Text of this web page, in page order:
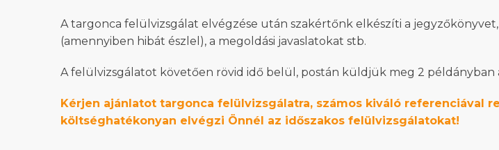
A targonca felülvizsgálat elvégzése után szakértőnk elkészíti a
(amennyiben hibát észlel), a megoldási javaslatokat stb.
A felülvizsgálatot követően rövid idő belül, postán küldjük meg 2
Kérjen ajánlatot targonca felülvizsgálatra, számos kiváló referenciával
költséghatékonyan elvégzi Önnél az időszakos felülvizsgálatokat!